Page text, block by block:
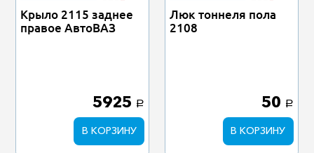
Крыло 2115 заднее
правое АвтоВАЗ
5925 a
В КОРЗИНУ
Люк тоннеля пола
2108
50 a
В КОРЗИНУ